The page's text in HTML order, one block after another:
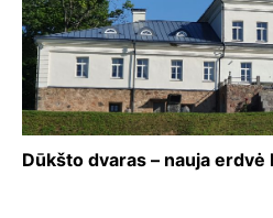
Dūkšto dvaras – nauja erdvė